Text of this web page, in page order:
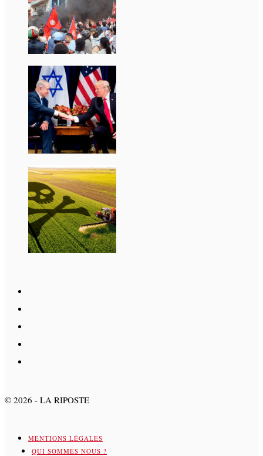
© 2026 - LA RIPOSTE
MENTIONS LÉGALES
QUI SOMMES NOUS ?